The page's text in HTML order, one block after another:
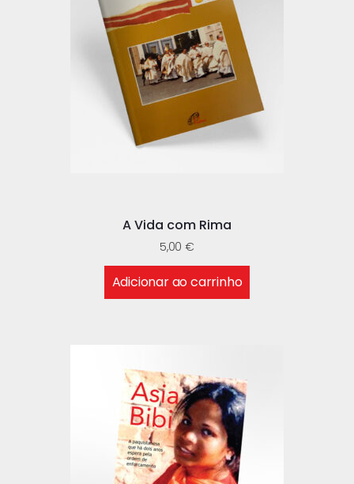
A Vida com Rima
5,00€
Adicionar ao carrinho